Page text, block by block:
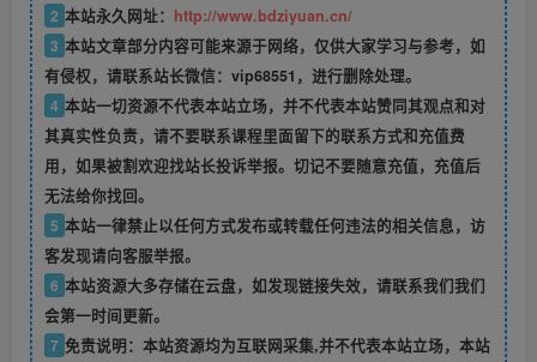
2 本站永久网址： http://www.bdziyuan.cn/
3 本站文章部分内容可能来源于网络，仅供大家学习与参考，如
有侵权，请联系站长微信：vip68551，进行删除处理。
4 本站一切资源不代表本站立场，并不代表本站赞同其观点和对
其真实性负责，请不要联系课程里面留下的联系方式和充值费
用，如果被割欢迎找站长投诉举报。切记不要随意充值，充值后
无法给你找回。
5 本站一律禁止以任何方式发布或转载任何违法的相关信息，访
客发现请向客服举报。
6 本站资源大多存储在云盘，如发现链接失效，请联系我们我们
会第一时间更新。
7 免责说明：本站资源均为互联网采集,并不代表本站立场，本站